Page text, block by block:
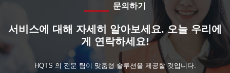
문의하기
서비스에 대해 자세히 알아보세요. 오늘 우리에
게 연락하세요!
HQTS 의 전문 팀이 맞춤형 솔루션을 제공할 것입니다.